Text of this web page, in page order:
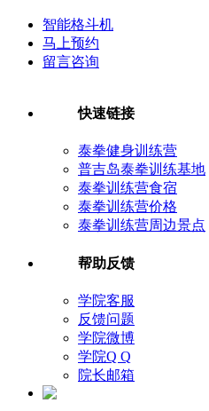
智能格斗机
马上预约
留言咨询
快速链接
泰拳健身训练营
普吉岛泰拳训练基地
泰拳训练营食宿
泰拳训练营价格
泰拳训练营周边景点
帮助反馈
学院客服
反馈问题
学院微博
学院Q Q
院长邮箱